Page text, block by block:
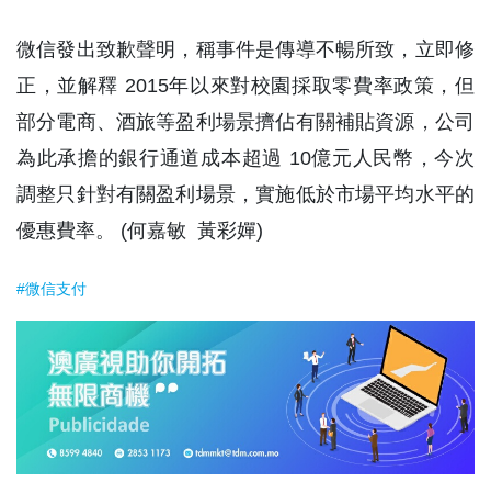
微信發出致歉聲明，稱事件是傳導不暢所致，立即修
正，並解釋 2015年以來對校園採取零費率政策，但
部分電商、酒旅等盈利場景擠佔有關補貼資源，公司
為此承擔的銀行通道成本超過 10億元人民幣，今次
調整只針對有關盈利場景，實施低於市場平均水平的
優惠費率。 (何嘉敏 黃彩嬋)
#微信支付